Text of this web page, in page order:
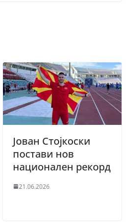
Јован Стојкоски
постави нов
национален рекорд
21.06.2026